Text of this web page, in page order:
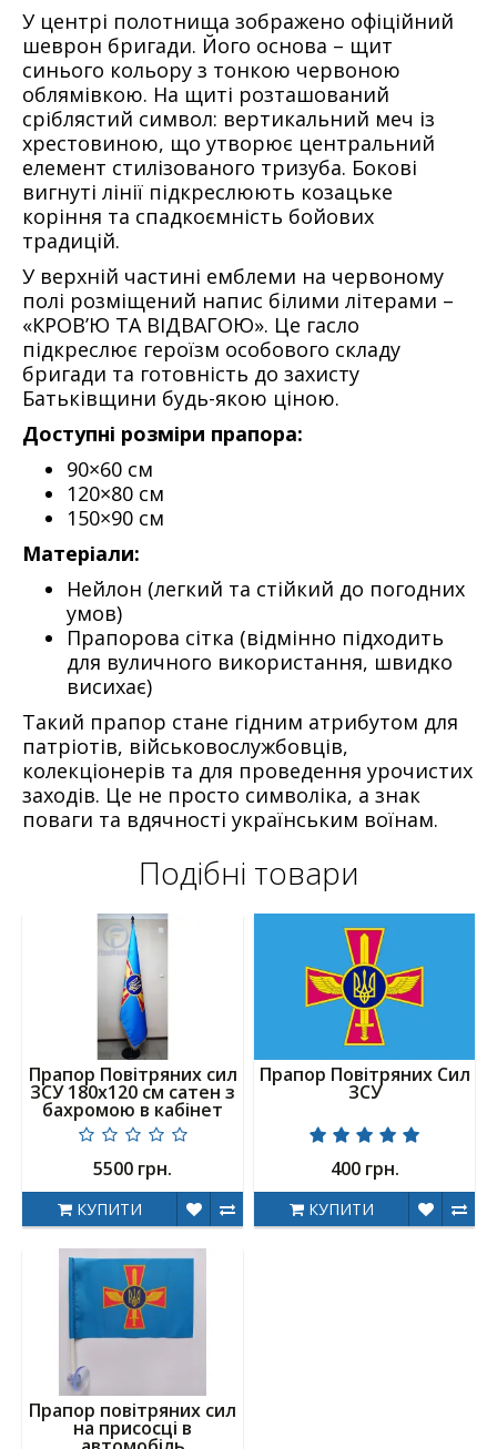
У центрі полотнища зображено офіційний
шеврон бригади. Його основа – щит
синього кольору з тонкою червоною
облямівкою. На щиті розташований
сріблястий символ: вертикальний меч із
хрестовиною, що утворює центральний
елемент стилізованого тризуба. Бокові
вигнуті лінії підкреслюють козацьке
коріння та спадкоємність бойових
традицій.
У верхній частині емблеми на червоному
полі розміщений напис білими літерами –
«КРОВ’Ю ТА ВІДВАГОЮ». Це гасло
підкреслює героїзм особового складу
бригади та готовність до захисту
Батьківщини будь-якою ціною.
Доступні розміри прапора:
90×60 см
120×80 см
150×90 см
Матеріали:
Нейлон (легкий та стійкий до погодних
умов)
Прапорова сітка (відмінно підходить
для вуличного використання, швидко
висихає)
Такий прапор стане гідним атрибутом для
патріотів, військовослужбовців,
колекціонерів та для проведення урочистих
заходів. Це не просто символіка, а знак
поваги та вдячності українським воїнам.
Подібні товари
Прапор Повітряних сил
ЗСУ 180х120 см сатен з
бахромою в кабінет
5500 грн.
КУПИТИ
Прапор Повітряних Сил
ЗСУ
400 грн.
КУПИТИ
Прапор повітряних сил
на присосці в